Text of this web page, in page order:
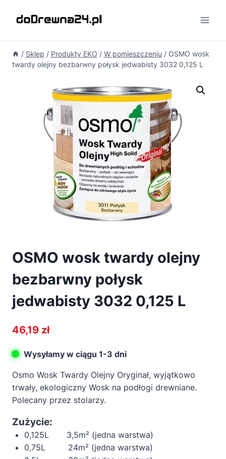
/ Sklep / Produkty EKO / W pomieszczeniu / OSMO wosk
twardy olejny bezbarwny połysk jedwabisty 3032 0,125 L
OSMO wosk twardy olejny
bezbarwny połysk
jedwabisty 3032 0,125 L
46,19 zł
Wysyłamy w ciągu 1-3 dni
Osmo Wosk Twardy Olejny Oryginał, wyjątkowo
trwały, ekologiczny Wosk na podłogi drewniane.
Polecany przez stolarzy.
Zużycie:
0,125L 3,5m² (jedna warstwa)
0,75L 24m² (jedna warstwa)